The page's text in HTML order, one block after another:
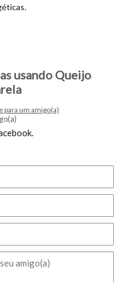
usando Queijo